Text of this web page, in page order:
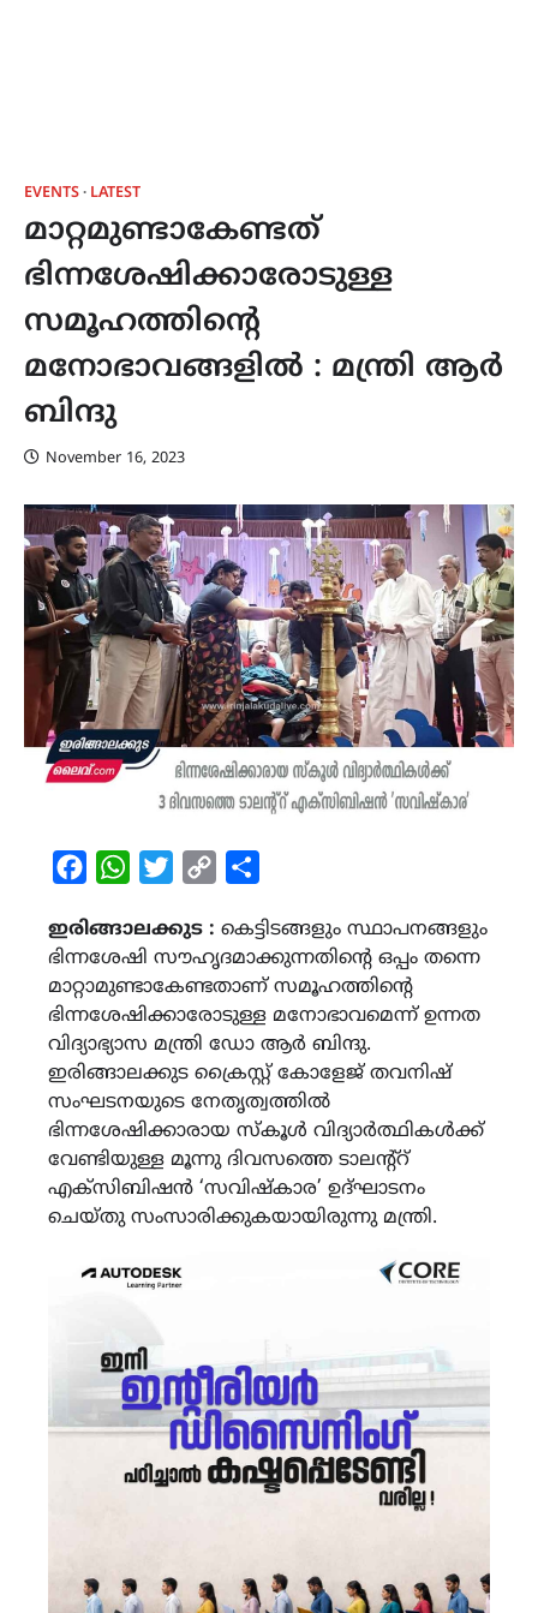
EVENTS LATEST
മാറ്റമുണ്ടാകേണ്ടത്
ഭിന്നശേഷിക്കാരോടുള്ള
സമൂഹത്തിന്‍റെ
മനോഭാവങ്ങളിൽ : മന്ത്രി ആർ
ബിന്ദു
November 16, 2023
FacebookWhatsAppTwitterCopy
ഇരിങ്ങാലക്കുട : കെട്ടിടങ്ങളും സ്ഥാപനങ്ങളും
ഭിന്നശേഷി സൗഹൃദമാക്കുന്നതിന്‍റെ ഒപ്പം തന്നെ
മാറ്റാമുണ്ടാകേണ്ടതാണ് സമൂഹത്തിന്‍റെ
ഭിന്നശേഷിക്കാരോടുള്ള മനോഭാവമെന്ന് ഉന്നത
വിദ്യാഭ്യാസ മന്ത്രി ഡോ ആർ ബിന്ദു.
ഇരിങ്ങാലക്കുട ക്രൈസ്റ്റ് കോളേജ് തവനിഷ്
സംഘടനയുടെ നേതൃത്വത്തിൽ
ഭിന്നശേഷിക്കാരായ സ്കൂൾ വിദ്യാർത്ഥികൾക്ക്
വേണ്ടിയുള്ള മൂന്നു ദിവസത്തെ ടാലന്റ്റ്
എക്സിബിഷൻ ‘സവിഷ്കാര’ ഉദ്ഘാടനം
ചെയ്തു സംസാരിക്കുകയായിരുന്നു മന്ത്രി.